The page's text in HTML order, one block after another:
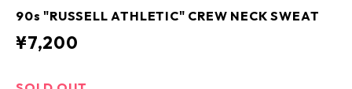
90s "RUSSELL ATHLETIC" CREW NECK SWEAT
¥7,200